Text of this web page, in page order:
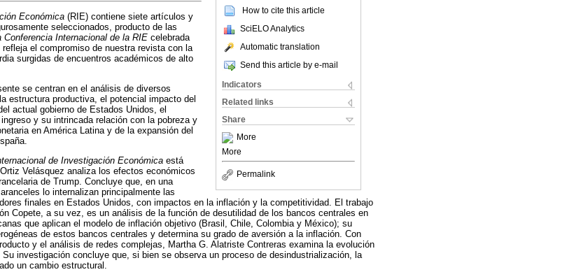
How to cite this article
SciELO Analytics
Automatic translation
Send this article by e-mail
Indicators
Related links
Share
More
More
Permalink
Económica (RIE) contiene siete artículos y
seleccionados, producto de las
Conferencia Internacional de la RIE celebrada
el compromiso de nuestra revista con la
surgidas de encuentros académicos de alto
se centran en el análisis de diversos
estructura productiva, el potencial impacto del
actual gobierno de Estados Unidos, el
y su intrincada relación con la pobreza y
en América Latina y de la expansión del
de Investigación Económica está
Velásquez analiza los efectos económicos
de Trump. Concluye que, en una
lo internalizan principalmente las
finales en Estados Unidos, con impactos en la inflación y la competitividad. El trabajo
Copete, a su vez, es un análisis de la función de desutilidad de los bancos centrales en
que aplican el modelo de inflación objetivo (Brasil, Chile, Colombia y México); su
de estos bancos centrales y determina su grado de aversión a la inflación. Con
y el análisis de redes complejas, Martha G. Alatriste Contreras examina la evolución
investigación concluye que, si bien se observa un proceso de desindustrialización, la
un cambio estructural.